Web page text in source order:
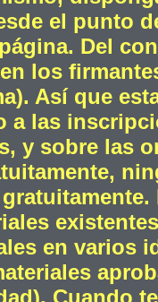
el punto
Del
los
Así que
a las
y sobre las
en varios
Cuando